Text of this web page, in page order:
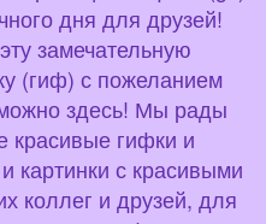
дня для друзей!
замечательную
(гиф) с пожеланием
здесь! Мы рады
красивые гифки и
картинки с красивыми
коллег и друзей, для